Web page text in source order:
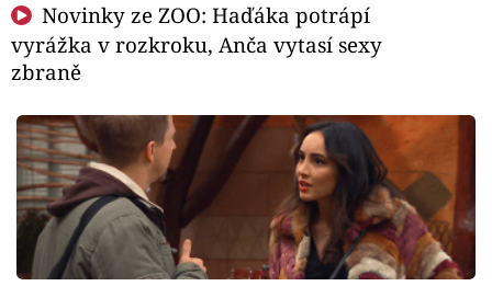
Novinky ze ZOO: Haďáka potrápí
vyrážka v rozkroku, Anča vytasí sexy
zbraně